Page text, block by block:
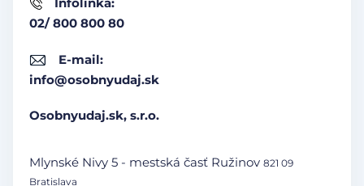
02/ 800 800 80
E-mail:
info@osobnyudaj.sk
Osobnyudaj.sk, s.r.o.
Mlynské Nivy 5 - mestská časť Ružinov 821 09
Bratislava